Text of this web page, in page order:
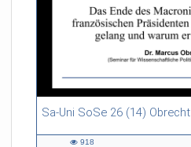
Sa-Uni SoSe 26 (14) Obrecht
46:53 duration
918